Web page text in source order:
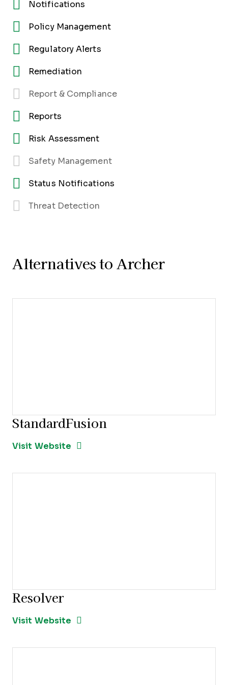
Notifications
Policy Management
Regulatory Alerts
Remediation
Report & Compliance
Reports
Risk Assessment
Safety Management
Status Notifications
Threat Detection
Alternatives to Archer
StandardFusion
Visit Website Opens New Window
Resolver
Visit Website Opens New Window